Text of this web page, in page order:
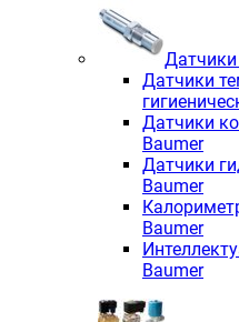
Датчики
Датчики
Baumer
Датчики
Baumer
Baumer
Baumer